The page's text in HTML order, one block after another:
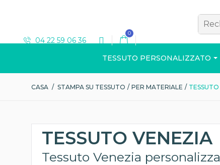
04 22 59 06 36
0
TESSUTO PERSONALIZZATO
T-SHIRT
CASA / STAMPA SU TESSUTO / PER MATERIALE /
TESSUTO VENEZIA
Tessuto Venezia